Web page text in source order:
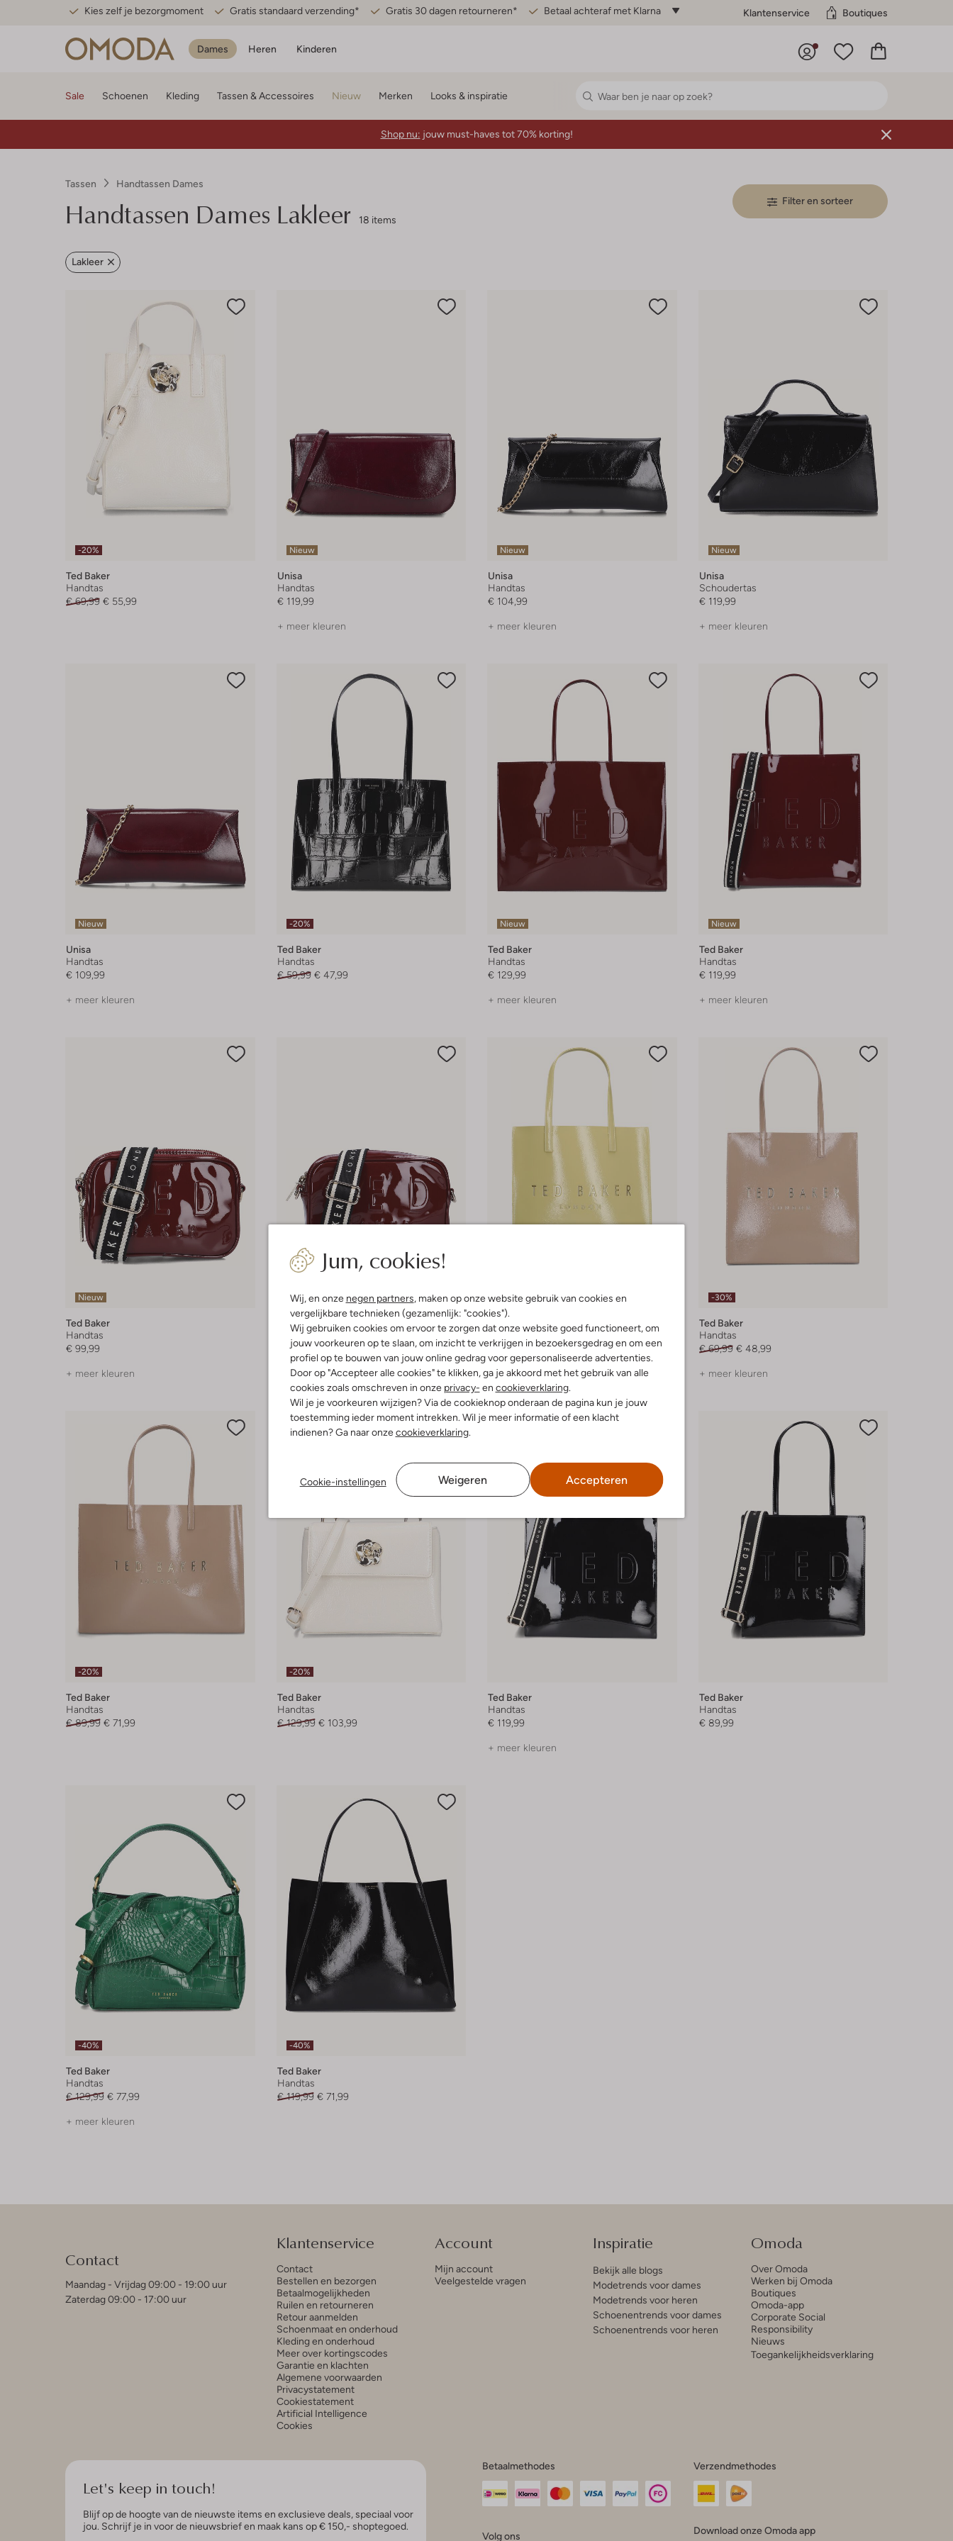
Kies zelf je bezorgmoment Gratis standaard verzending* Gratis 30 dagen retourneren* Betaal achteraf met Klarna Klantenservice Boutiques
Dames Heren Kinderen
Jum, cookies!
Wij, en onze negen partners, maken op onze website gebruik van cookies en
vergelijkbare technieken (gezamenlijk: "cookies").
Wij gebruiken cookies om ervoor te zorgen dat onze website goed functioneert, om
jouw voorkeuren op te slaan, om inzicht te verkrijgen in bezoekersgedrag en om een
profiel op te bouwen van jouw online gedrag voor gepersonaliseerde advertenties.
Door op "Accepteer alle cookies" te klikken, ga je akkoord met het gebruik van alle
cookies zoals omschreven in onze privacy- en cookieverklaring.
Wil je je voorkeuren wijzigen? Via de cookieknop onderaan de pagina kun je jouw
toestemming ieder moment intrekken. Wil je meer informatie of een klacht
indienen? Ga naar onzecookieverklaring.
Cookie-instellingen Weigeren Accepteren
Sale Schoenen Kleding Tassen & Accessoires Nieuw Merken Looks & inspiratie
Shop nu: jouw must-haves tot 70% korting!
Tassen Handtassen Dames
Handtassen Dames Lakleer 18 items
Filter en sorteer
Lakleer
-20%
Ted Baker
Handtas
€ 69,99 € 55,99
Nieuw
Unisa
Handtas
€ 119,99
+ meer kleuren
Nieuw
Unisa
Handtas
€ 104,99
+ meer kleuren
Nieuw
Unisa
Schoudertas
€ 119,99
+ meer kleuren
Nieuw
Unisa
Handtas
€ 109,99
+ meer kleuren
-20%
Ted Baker
Handtas
€ 59,99 € 47,99
Nieuw
Ted Baker
Handtas
€ 129,99
+ meer kleuren
Nieuw
Ted Baker
Handtas
€ 119,99
+ meer kleuren
Nieuw
Ted Baker
Handtas
€ 99,99
+ meer kleuren
Nieuw
Ted Baker
Handtas
€ 119,99
+ meer kleuren
-30%
Ted Baker
Handtas
€ 69,99
€ 48,99
+ meer kleuren
-30%
Ted Baker
Handtas
€ 69,99 € 48,99
+ meer kleuren
-20%
Ted Baker
Handtas
€ 89,99 € 71,99
-20%
Ted Baker
Handtas
€ 129,99 € 103,99
Ted Baker
Handtas
€ 119,99
+ meer kleuren
Ted Baker
Handtas
€ 89,99
-40%
Ted Baker
Handtas
€ 129,99 € 77,99
+ meer kleuren
-40%
Ted Baker
Handtas
€ 119,99 € 71,99
Contact
Maandag - Vrijdag 09:00 - 19:00 uur
Zaterdag 09:00 - 17:00 uur
Klantenservice
Contact
Bestellen en bezorgen
Betaalmogelijkheden
Ruilen en retourneren
Retour aanmelden
Schoenmaat en onderhoud
Kleding en onderhoud
Meer over kortingscodes
Garantie en klachten
Algemene voorwaarden
Privacystatement
Cookiestatement
Artificial Intelligence
Cookies
Account
Mijn account
Veelgestelde vragen
Inspiratie
Bekijk alle blogs
Modetrends voor dames
Modetrends voor heren
Schoenentrends voor dames
Schoenentrends voor heren
Omoda
Over Omoda
Werken bij Omoda
Boutiques
Omoda-app
Corporate Social
Responsibility
Nieuws
Toegankelijkheidsverklaring
Let's keep in touch!
Blijf op de hoogte van de nieuwste items en exclusieve deals, speciaal voor
jou. Schrijf je in voor de nieuwsbrief en maak kans op € 150,- shoptegoed.
Betaalmethodes
Volg ons
Verzendmethodes
Download onze Omoda app